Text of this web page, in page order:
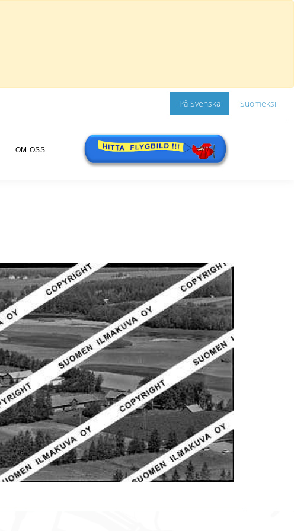
På Svenska Suomeksi
OM OSS